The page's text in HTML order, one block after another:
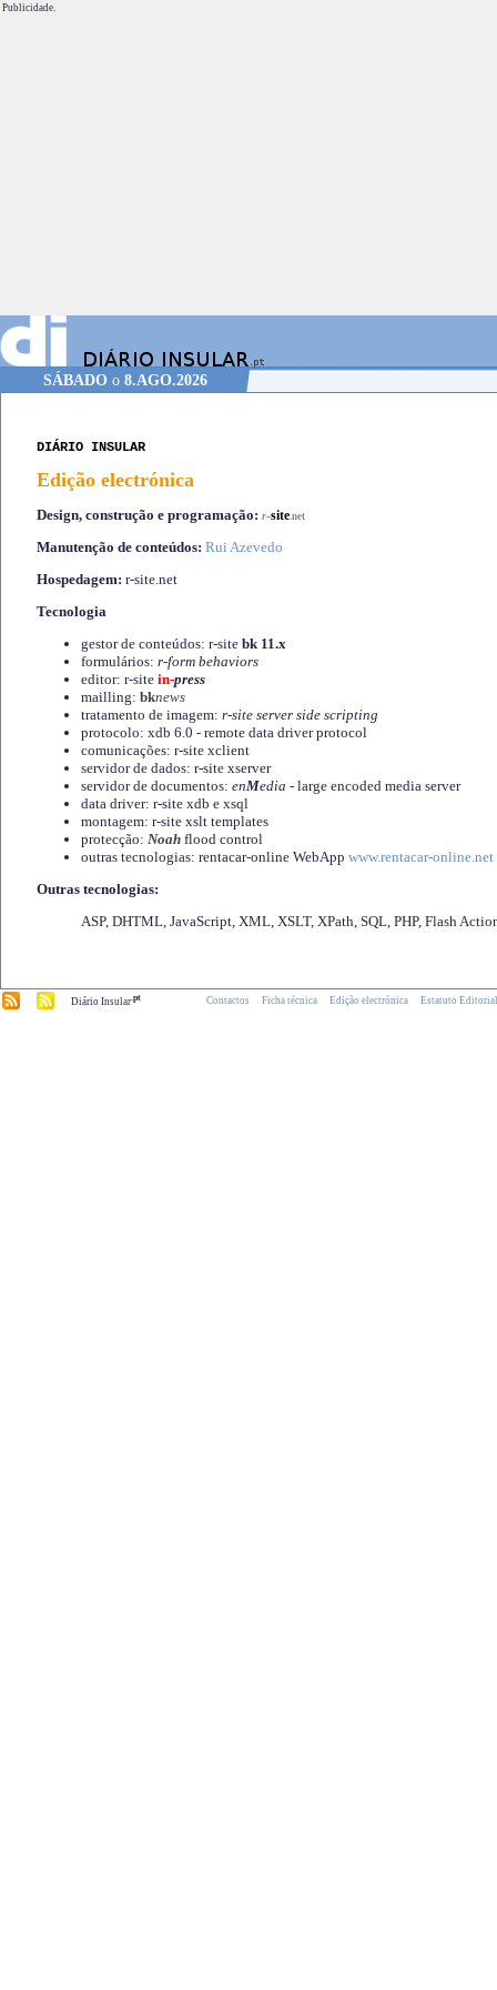
Publicidade.
SÁBADOo 8.AGO.2026
DIÁRIO INSULAR
Edição electrónica
Design, construção e programação: r-site.net
Manutenção de conteúdos: Rui Azevedo
Hospedagem: r-site.net
Tecnologia
gestor de conteúdos: r-site bk 11.x
formulários: r-form behaviors
editor: r-site in-press
mailling: bknews
tratamento de imagem: r-site server side scripting
protocolo: xdb 6.0 - remote data driver protocol
comunicações: r-site xclient
servidor de dados: r-site xserver
servidor de documentos: enMedia - large encoded media server
data driver: r-site xdb e xsql
montagem: r-site xslt templates
protecção: Noah flood control
outras tecnologias: rentacar-online WebApp www.rentacar-online.net
Outras tecnologias:
ASP, DHTML, JavaScript, XML, XSLT, XPath, SQL, PHP, Flash
Diário Insular.pt Contactos Ficha técnica Edição electrónica Estatuto Editorial